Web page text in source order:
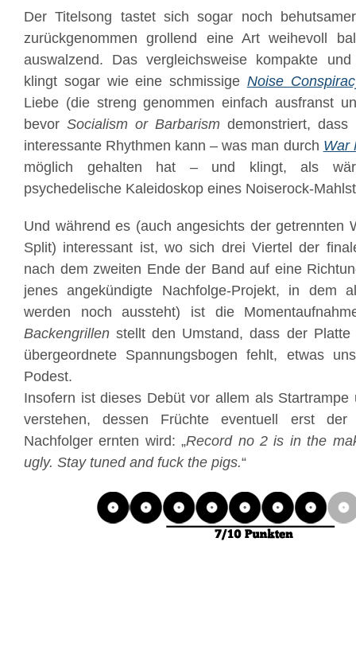
Der Titelsong tastet sich sogar noch
zurückgenommen grollend eine Art weihevoll
auswalzend. Das vergleichsweise kompakte
klingt sogar wie eine schmissige Noise
Liebe (die streng genommen einfach ausfranst
bevor Socialism or Barbarism demonstriert,
interessante Rhythmen kann – was man durch War
möglich gehalten hat – und klingt, als
psychedelische Kaleidoskop eines Noiserock-
Und während es (auch angesichts der getrennten
Split) interessant ist, wo sich drei Viertel der
nach dem zweiten Ende der Band auf eine
jenes angekündigte Nachfolge-Projekt, in dem
werden noch aussteht) ist die
Backengrillen stellt den Umstand, dass der
übergeordnete Spannungsbogen fehlt, etwas
Podest.
Insofern ist dieses Debüt vor allem als Startrampe
verstehen, dessen Früchte eventuell erst der
Nachfolger ernten wird: „Record no 2 is in the
ugly. Stay tuned and fuck the pigs.“